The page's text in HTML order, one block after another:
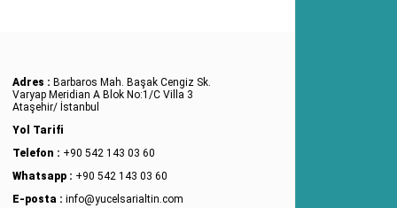
Adres : Barbaros Mah. Başak Cengiz Sk.
Varyap Meridian A Blok No:1/C Villa 3
Ataşehir/ İstanbul
Yol Tarifi
Telefon : +90 542 143 03 60
Whatsapp : +90 542 143 03 60
E-posta : info@yucelsarialtin.com